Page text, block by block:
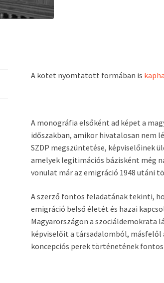
A kötet nyomtatott formában is
A monográfia elsőként ad képet a
időszakban, amikor hivatalosan nem
SZDP megszüntetése, képviselőinek
amelyek legitimációs bázisként még
vonulat már az emigráció 1948 utáni
A szerző fontos feladatának tekinti,
emigráció belső életét és hazai
Magyarországon a szociáldemokrata
képviselőit a társadalomból,
koncepciós perek történetének